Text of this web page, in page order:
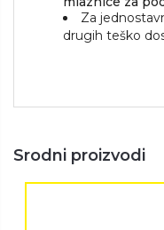
Za
drugih teško
Srodni proizvodi